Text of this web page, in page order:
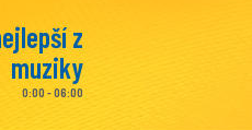
z
muziky
0:00 - 06:00